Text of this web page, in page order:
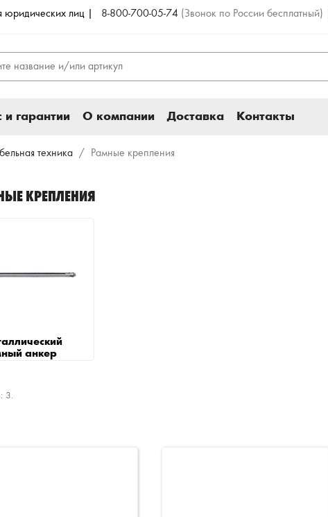
юридических лиц | 8-800-700-05-74 (Звонок по России бесплатный)
и гарантии О компании Доставка Контакты
техника Рамные крепления
КРЕПЛЕНИЯ
анкер
3.